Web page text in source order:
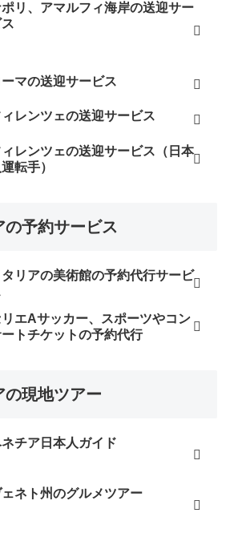
リ、アマルフィ海岸の送迎サー
ス
ーマの送迎サービス
ィレンツェの送迎サービス
ィレンツェの送迎サービス（日本
運転手）
の予約サービス
タリアの美術館の予約代行サービ
リエAサッカー、スポーツやコン
トチケットの予約代行
の現地ツアー
チア日本人ガイド
ェネト州のグルメツアー